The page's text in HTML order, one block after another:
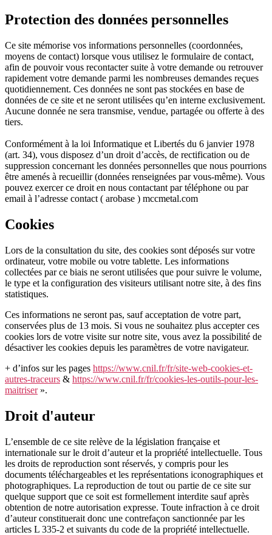
Protection des données personnelles
Ce site mémorise vos informations personnelles (coordonnées,
moyens de contact) lorsque vous utilisez le formulaire de contact,
afin de pouvoir vous recontacter suite à votre demande ou retrouver
rapidement votre demande parmi les nombreuses demandes reçues
quotidiennement. Ces données ne sont pas stockées en base de
données de ce site et ne seront utilisées qu’en interne exclusivement.
Aucune donnée ne sera transmise, vendue, partagée ou offerte à des
tiers.
Conformément à la loi Informatique et Libertés du 6 janvier 1978
(art. 34), vous disposez d’un droit d’accès, de rectification ou de
suppression concernant les données personnelles que nous pourrions
être amenés à recueillir (données renseignées par vous-même). Vous
pouvez exercer ce droit en nous contactant par téléphone ou par
email à l’adresse contact ( arobase ) mccmetal.com
Cookies
Lors de la consultation du site, des cookies sont déposés sur votre
ordinateur, votre mobile ou votre tablette. Les informations
collectées par ce biais ne seront utilisées que pour suivre le volume,
le type et la configuration des visiteurs utilisant notre site, à des fins
statistiques.
Ces informations ne seront pas, sauf acceptation de votre part,
conservées plus de 13 mois. Si vous ne souhaitez plus accepter ces
cookies lors de votre visite sur notre site, vous avez la possibilité de
désactiver les cookies depuis les paramètres de votre navigateur.
+ d’infos sur les pages https://www.cnil.fr/fr/site-web-cookies-et-
autres-traceurs & https://www.cnil.fr/fr/cookies-les-outils-pour-les-
maitriser».
Droit d'auteur
L’ensemble de ce site relève de la législation française et
internationale sur le droit d’auteur et la propriété intellectuelle. Tous
les droits de reproduction sont réservés, y compris pour les
documents téléchargeables et les représentations iconographiques et
photographiques. La reproduction de tout ou partie de ce site sur
quelque support que ce soit est formellement interdite sauf après
obtention de notre autorisation expresse. Toute infraction à ce droit
d’auteur constituerait donc une contrefaçon sanctionnée par les
articles L 335-2 et suivants du code de la propriété intellectuelle.